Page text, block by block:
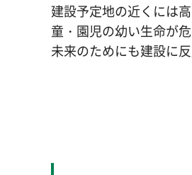
建設予定地の近くには
童・園児の幼い生命が
未来のためにも建設に